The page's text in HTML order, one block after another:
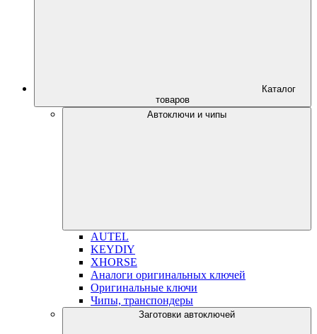
Каталог
товаров
Автоключи и чипы
AUTEL
KEYDIY
XHORSE
Аналоги оригинальных ключей
Оригинальные ключи
Чипы, транспондеры
Заготовки автоключей